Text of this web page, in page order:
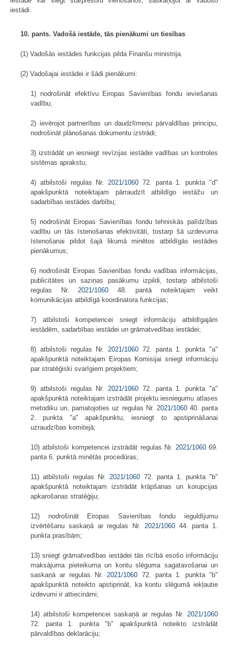
iestādi.
10. pants. Vadošā iestāde, tās pienākumi un tiesības
(1) Vadošās iestādes funkcijas pilda Finanšu ministrija.
(2) Vadošajai iestādei ir šādi pienākumi:
1) nodrošināt efektīvu Eiropas Savienības fondu ieviešanas
vadību;
2) ievērojot partnerības un daudzlīmeņu pārvaldības principu,
nodrošināt plānošanas dokumentu izstrādi;
3) izstrādāt un iesniegt revīzijas iestādei vadības un kontroles
sistēmas aprakstu;
4) atbilstoši regulas Nr.2021/1060 72. panta 1. punkta "d"
apakšpunktā noteiktajam pārraudzīt atbildīgo iestāžu un
sadarbības iestādes darbību;
5) nodrošināt Eiropas Savienības fondu tehniskās palīdzības
vadību un tās īstenošanas efektivitāti, tostarp šā uzdevuma
īstenošanai pildot šajā likumā minētos atbildīgās iestādes
pienākumus;
6) nodrošināt Eiropas Savienības fondu vadības informācijas,
publicitātes un saziņas pasākumu izpildi, tostarp atbilstoši
regulas Nr. 2021/1060 48. pantā noteiktajam veikt
komunikācijas atbildīgā koordinatora funkcijas;
7) atbilstoši kompetencei sniegt informāciju atbildīgajām
iestādēm, sadarbības iestādei un grāmatvedības iestādei;
8) atbilstoši regulas Nr.2021/1060 72. panta 1. punkta "a"
apakšpunktā noteiktajam Eiropas Komisijai sniegt informāciju
par stratēģiski svarīgiem projektiem;
9) atbilstoši regulas Nr.2021/1060 72. panta 1. punkta "a"
apakšpunktā noteiktajam izstrādāt projektu iesniegumu atlases
metodiku un, pamatojoties uz regulas Nr. 2021/106040. panta
2. punkta "a" apakšpunktu, iesniegt to apstiprināšanai
uzraudzības komitejā;
10) atbilstoši kompetencei izstrādāt regulas Nr. 2021/106069.
panta 6. punktā minētās procedūras;
11) atbilstoši regulas Nr.2021/1060 72. panta 1. punkta "b"
apakšpunktā noteiktajam izstrādāt krāpšanas un korupcijas
apkarošanas stratēģiju;
12) nodrošināt Eiropas Savienības fondu ieguldījumu
izvērtēšanu saskaņā ar regulas Nr. 2021/106044. panta 1.
punkta prasībām;
13) sniegt grāmatvedības iestādei tās rīcībā esošo informāciju
maksājuma pieteikuma un kontu slēguma sagatavošanai un
saskaņā ar regulas Nr.2021/1060 72. panta 1. punkta "b"
apakšpunktā noteikto apstiprināt, ka kontu slēgumā iekļautie
izdevumi ir attiecināmi;
14) atbilstoši kompetencei saskaņā ar regulas Nr. 2021/1060
72. panta 1. punkta "b" apakšpunktā noteikto izstrādāt
pārvaldības deklarāciju;